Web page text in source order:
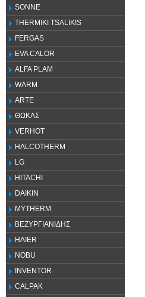
SONNE
THERMIKI TSALIKIS
FERGAS
EVA CALOR
ALFA PLAM
WARM
ARTE
ΘΩΚΑΣ
VERHOT
HALCOTHERM
LG
HITACHI
DAIKIN
MYTHERM
ΒΕΖΥΡΓΙΑΝΙΔΗΣ
HAIER
NOBU
INVENTOR
CALPAK